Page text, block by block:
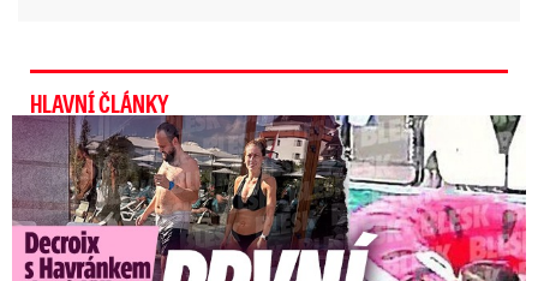
HLAVNÍ ČLÁNKY
Exministryně s Havránkem dováděli v Polsku: První slova!